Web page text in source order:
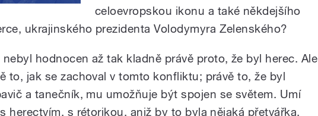
celoevropskou ikonu a také někdejšího
ukrajinského prezidenta Volodymyra Zelenského?
nebyl hodnocen až tak kladně právě proto, že byl herec. Ale
to, jak se zachoval v tomto konfliktu; právě to, že byl
a tanečník, mu umožňuje být spojen se světem. Umí
herectvím, s rétorikou, aniž by to byla nějaká přetvářka.